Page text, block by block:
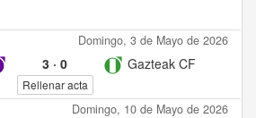
Domingo, 3 de Mayo de 2026
3· 0 Gazteak CF
Rellenar acta
Domingo, 10 de Mayo de 2026